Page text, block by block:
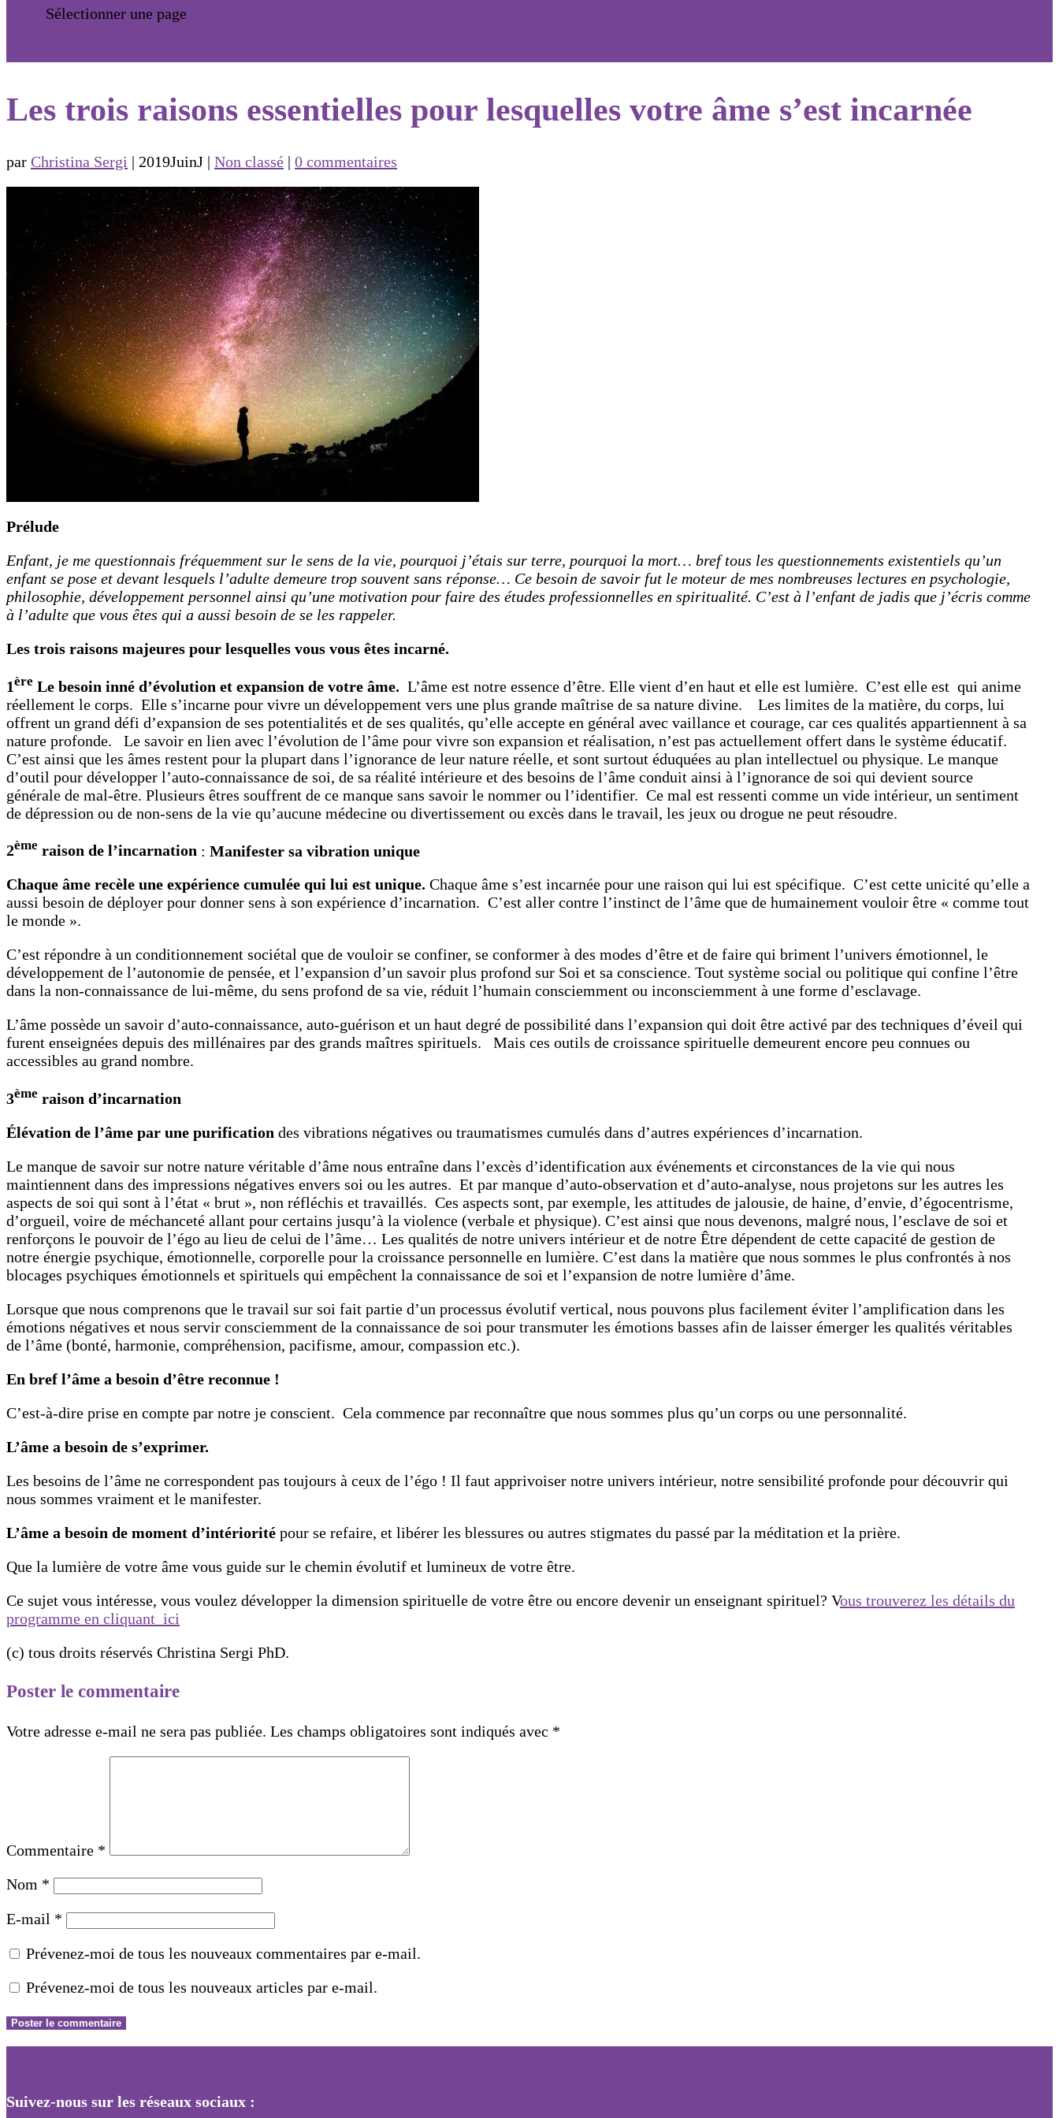
Sélectionner une page
Les trois raisons essentielles pour lesquelles votre âme s’est incarnée
par Christina Sergi | 2019JuinJ | Non classé | 0 commentaires
Prélude
Enfant, je me questionnais fréquemment sur le sens de la vie, pourquoi j’étais sur terre, pourquoi la mort… bref tous les questionnements existentiels qu’un
enfant se pose et devant lesquels l’adulte demeure trop souvent sans réponse… Ce besoin de savoir fut le moteur de mes nombreuses lectures en psychologie,
philosophie, développement personnel ainsi qu’une motivation pour faire des études professionnelles en spiritualité. C’est à l’enfant de jadis que j’écris comme
à l’adulte que vous êtes qui a aussi besoin de se les rappeler.
Les trois raisons majeures pour lesquelles vous vous êtes incarné.
1ère Le besoin inné d’évolution et expansion de votre âme. L’âme est notre essence d’être. Elle vient d’en haut et elle est lumière. C’est elle est qui anime
réellement le corps. Elle s’incarne pour vivre un développement vers une plus grande maîtrise de sa nature divine. Les limites de la matière, du corps, lui
offrent un grand défi d’expansion de ses potentialités et de ses qualités, qu’elle accepte en général avec vaillance et courage, car ces qualités appartiennent à sa
nature profonde. Le savoir en lien avec l’évolution de l’âme pour vivre son expansion et réalisation, n’est pas actuellement offert dans le système éducatif.
C’est ainsi que les âmes restent pour la plupart dans l’ignorance de leur nature réelle, et sont surtout éduquées au plan intellectuel ou physique. Le manque
d’outil pour développer l’auto-connaissance de soi, de sa réalité intérieure et des besoins de l’âme conduit ainsi à l’ignorance de soi qui devient source
générale de mal-être. Plusieurs êtres souffrent de ce manque sans savoir le nommer ou l’identifier. Ce mal est ressenti comme un vide intérieur, un sentiment
de dépression ou de non-sens de la vie qu’aucune médecine ou divertissement ou excès dans le travail, les jeux ou drogue ne peut résoudre.
2ème raison de l’incarnation : Manifester sa vibration unique
Chaque âme recèle une expérience cumulée qui lui est unique. Chaque âme s’est incarnée pour une raison qui lui est spécifique. C’est cette unicité qu’elle a
aussi besoin de déployer pour donner sens à son expérience d’incarnation. C’est aller contre l’instinct de l’âme que de humainement vouloir être « comme tout
le monde ».
C’est répondre à un conditionnement sociétal que de vouloir se confiner, se conformer à des modes d’être et de faire qui briment l’univers émotionnel, le
développement de l’autonomie de pensée, et l’expansion d’un savoir plus profond sur Soi et sa conscience. Tout système social ou politique qui confine l’être
dans la non-connaissance de lui-même, du sens profond de sa vie, réduit l’humain consciemment ou inconsciemment à une forme d’esclavage.
L’âme possède un savoir d’auto-connaissance, auto-guérison et un haut degré de possibilité dans l’expansion qui doit être activé par des techniques d’éveil qui
furent enseignées depuis des millénaires par des grands maîtres spirituels. Mais ces outils de croissance spirituelle demeurent encore peu connues ou
accessibles au grand nombre.
3ème raison d’incarnation
Élévation de l’âme par une purification des vibrations négatives ou traumatismes cumulés dans d’autres expériences d’incarnation.
Le manque de savoir sur notre nature véritable d’âme nous entraîne dans l’excès d’identification aux événements et circonstances de la vie qui nous
maintiennent dans des impressions négatives envers soi ou les autres. Et par manque d’auto-observation et d’auto-analyse, nous projetons sur les autres les
aspects de soi qui sont à l’état « brut », non réfléchis et travaillés. Ces aspects sont, par exemple, les attitudes de jalousie, de haine, d’envie, d’égocentrisme,
d’orgueil, voire de méchanceté allant pour certains jusqu’à la violence (verbale et physique). C’est ainsi que nous devenons, malgré nous, l’esclave de soi et
renforçons le pouvoir de l’égo au lieu de celui de l’âme… Les qualités de notre univers intérieur et de notre Être dépendent de cette capacité de gestion de
notre énergie psychique, émotionnelle, corporelle pour la croissance personnelle en lumière. C’est dans la matière que nous sommes le plus confrontés à nos
blocages psychiques émotionnels et spirituels qui empêchent la connaissance de soi et l’expansion de notre lumière d’âme.
Lorsque que nous comprenons que le travail sur soi fait partie d’un processus évolutif vertical, nous pouvons plus facilement éviter l’amplification dans les
émotions négatives et nous servir consciemment de la connaissance de soi pour transmuter les émotions basses afin de laisser émerger les qualités véritables
de l’âme (bonté, harmonie, compréhension, pacifisme, amour, compassion etc.).
En bref l’âme a besoin d’être reconnue !
C’est-à-dire prise en compte par notre je conscient. Cela commence par reconnaître que nous sommes plus qu’un corps ou une personnalité.
L’âme a besoin de s’exprimer.
Les besoins de l’âme ne correspondent pas toujours à ceux de l’égo ! Il faut apprivoiser notre univers intérieur, notre sensibilité profonde pour découvrir qui
nous sommes vraiment et le manifester.
L’âme a besoin de moment d’intériorité pour se refaire, et libérer les blessures ou autres stigmates du passé par la méditation et la prière.
Que la lumière de votre âme vous guide sur le chemin évolutif et lumineux de votre être.
Ce sujet vous intéresse, vous voulez développer la dimension spirituelle de votre être ou encore devenir un enseignant spirituel? Vous trouverez les détails du
programme en cliquant ici
(c) tous droits réservés Christina Sergi PhD.
Poster le commentaire
Votre adresse e-mail ne sera pas publiée. Les champs obligatoires sont indiqués avec *
Commentaire *
Nom *
E-mail *
Prévenez-moi de tous les nouveaux commentaires par e-mail.
Prévenez-moi de tous les nouveaux articles par e-mail.
Suivez-nous sur les réseaux sociaux :